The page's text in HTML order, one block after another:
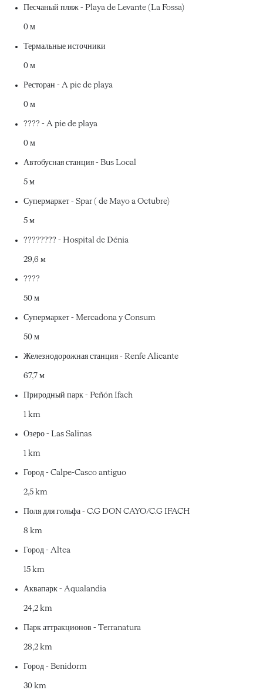
Песчаный пляж - Playa de Levante (La Fossa)
0 м
Термальные источники
0 м
Ресторан - A pie de playa
0 м
???? - A pie de playa
0 м
Автобусная станция - Bus Local
5 м
Супермаркет - Spar ( de Mayo a Octubre)
5 м
???????? - Hospital de Dénia
29,6 м
????
50 м
Супермаркет - Mercadona y Consum
50 м
Железнодорожная станция - Renfe Alicante
67,7 м
Природный парк - Peñón Ifach
1 km
Озеро - Las Salinas
1 km
Город - Calpe-Casco antiguo
2,5 km
Поля для гольфа - C.G DON CAYO/C.G IFACH
8 km
Город - Altea
15 km
Аквапарк - Aqualandia
24,2 km
Парк аттракционов - Terranatura
28,2 km
Город - Benidorm
30 km